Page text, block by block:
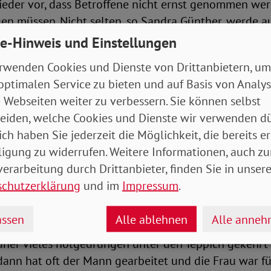
vor, dass Betroffene nicht ernst genommen
müssen. Nicht selten, so Sandra Günther, werde
„Komm, probier‘s doch noch mal!“ oder:
Probleme.“
–ein Segen oder ein Fluch?
relativiert, macht es sich einfach. Denn dann
wie Trennung oder Scheidung
zum Scheitern verurteilt. Nur zu gern würden
die oftmals Jahrzehnte verheiratet blieben.
nicht so recht glauben. Missstände würden heute
vieles notgedrungen unter den Teppich gekehrt
hat oft der Mann gearbeitet und die Frau war
Hinweis und Einstellungen
Cookies und Dienste von Drittanbietern,
Service zu bieten und auf Basis von
Webseiten weiter zu verbessern. Sie können selbst
welche Cookies und Dienste wir verwenden
haben Sie jederzeit die Möglichkeit, die bereits
zu widerrufen. Weitere Informationen, auch
durch Drittanbieter, finden Sie in
und im Impressum.
Alle ablehnen Alle